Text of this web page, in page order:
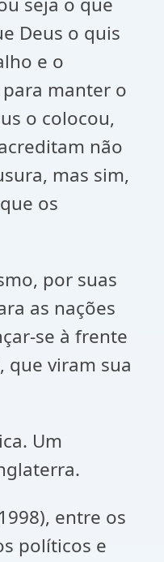
Deus o quis
e o
manter o
o colocou,
não
mas sim,
os
por suas
as nações
se à frente
que viram sua
Um
entre os
políticos e